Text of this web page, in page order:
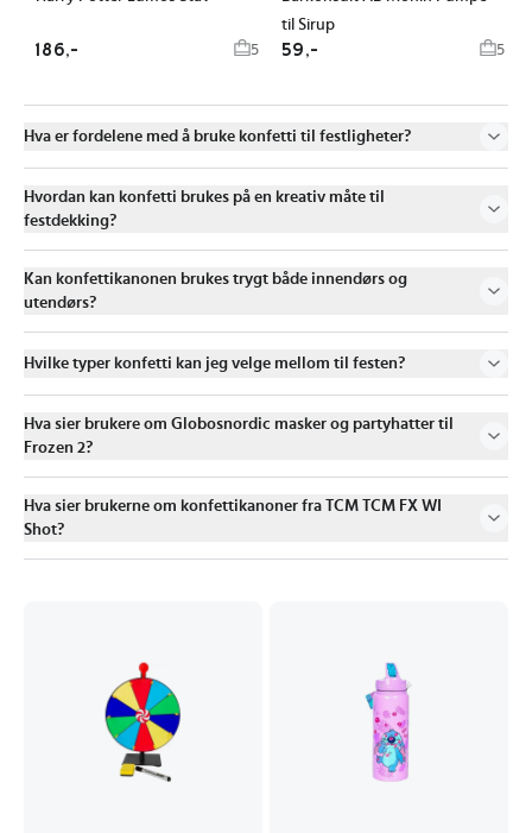
186,- 5
til Sirup
59,- 5
Hva er fordelene med å bruke konfetti til festligheter?
Hvordan kan konfetti brukes på en kreativ måte til
festdekking?
Kan konfettikanonen brukes trygt både innendørs og
utendørs?
Hvilke typer konfetti kan jeg velge mellom til festen?
Hva sier brukere om Globosnordic masker og partyhatter til
Frozen 2?
Hva sier brukerne om konfettikanoner fra TCM TCM FX WI
Shot?